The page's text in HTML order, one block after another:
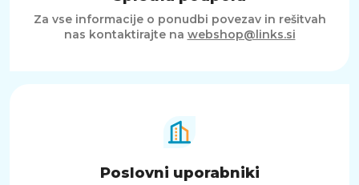
Za vse informacije o ponudbi povezav in rešitvah
nas kontaktirajte na webshop@links.si
Poslovni uporabniki